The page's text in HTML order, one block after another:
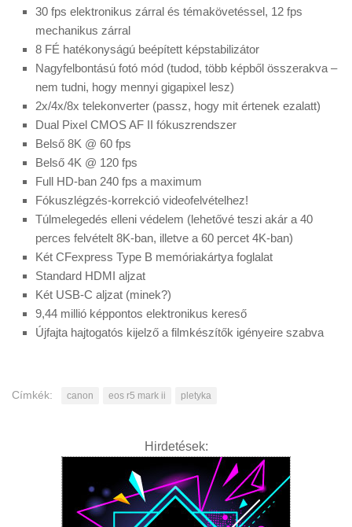
30 fps elektronikus zárral és témakövetéssel, 12 fps
mechanikus zárral
8 FÉ hatékonyságú beépített képstabilizátor
Nagyfelbontású fotó mód (tudod, több képből összerakva –
nem tudni, hogy mennyi gigapixel lesz)
2x/4x/8x telekonverter (passz, hogy mit értenek ezalatt)
Dual Pixel CMOS AF II fókuszrendszer
Belső 8K @ 60 fps
Belső 4K @ 120 fps
Full HD-ban 240 fps a maximum
Fókuszlégzés-korrekció videofelvételhez!
Túlmelegedés elleni védelem (lehetővé teszi akár a 40
perces felvételt 8K-ban, illetve a 60 percet 4K-ban)
Két CFexpress Type B memóriakártya foglalat
Standard HDMI aljzat
Két USB-C aljzat (minek?)
9,44 millió képpontos elektronikus kereső
Újfajta hajtogatós kijelző a filmkészítők igényeire szabva
Címkék: canon eos r5 mark ii pletyka
Hirdetések: